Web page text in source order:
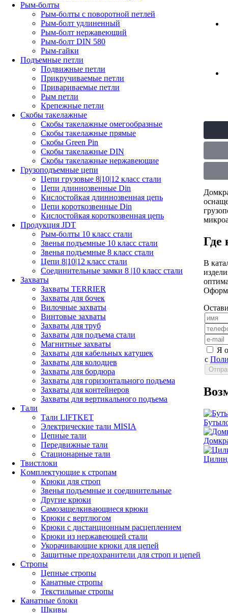
Рым-болты
Рым-болты с поворотной петлей
Рым-болт удлиненный
Рым-болт нержавеющий
Рым-болт DIN 580
Рым-гайки
Подъемные петли
Подвижные петли
Прикручиваемые петли
Привариваемые петли
Рым петли
Крепежные петли
Скобы такелажные
Скобы такелажные омегообразные
Скобы такелажные прямые
Скобы Green Pin
Скобы такелажные DIN
Скобы такелажные нержавеющие
Грузоподъемные цепи
Цепи грузовые 8|10|12 класс стали
Цепи длиннозвенные Din
Кислостойкая длиннозвенная цепь
Цепи короткозвенные Din
Кислостойкая короткозвенная цепь
Продукция JDT
Рым-болты 10 класс стали
Звенья подъемные 10 класс стали
Звенья подъемные 8 класс стали
Цепи 8|10|12 класс стали
Соединительные замки 8 |10 класс стали
Захваты
Захваты TERRIER
Захваты для бочек
Вилочные захваты
Винтовые захваты
Захваты для труб
Захваты для подъема стали
Магнитные захваты
Захваты для кабельных катушек
Захваты для колодцев
Захваты для бордюра
Захваты для горизонтального подъема
Захваты для контейнеров
Захваты для вертикального подъема
Тали
Тали LIFTKET
Электрические тали MISIA
Цепные тали
Передвижные тали
Стационарные тали
Твистлоки
Kомплектующие к стропам
Крюки для строп
Звенья подъемные и соединительные
Другие крюки
Самозащелкивающиеся крюки
Крюки с вертлюгом
Крюки с дистанционным расцеплением
Крюки из нержавеющей стали
Укорачивающие крюки для цепей
Защитные предохранители для строп и цепей
Стропы
Цепные стропы
Канатные стропы
Текстильные стропы
Канатные блоки
Шкивы
Где
В
Я
с